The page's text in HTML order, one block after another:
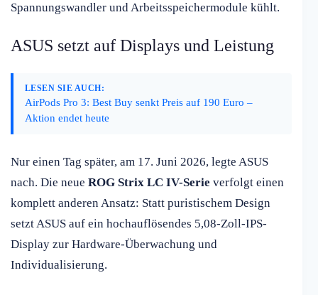
Spannungswandler und Arbeitsspeichermodule kühlt.
ASUS setzt auf Displays und Leistung
LESEN SIE AUCH:
AirPods Pro 3: Best Buy senkt Preis auf 190 Euro –
Aktion endet heute
Nur einen Tag später, am 17. Juni 2026, legte ASUS
nach. Die neue ROG Strix LC IV-Serie verfolgt einen
komplett anderen Ansatz: Statt puristischem Design
setzt ASUS auf ein hochauflösendes 5,08-Zoll-IPS-
Display zur Hardware-Überwachung und
Individualisierung.